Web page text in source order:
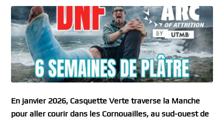
En janvier 2026, Casquette Verte traverse la Manche
pour aller courir dans les Cornouailles, au sud-ouest de